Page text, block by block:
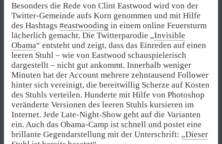
Besonders die Rede von Clint Eastwood wird von der
Twitter-Gemeinde aufs Korn genommen und mit Hilfe
des Hashtags #eastwooding in einem online Feuersturm
lächerlich gemacht. Die Twitterparodie „Invisible
Obama“ entsteht und zeigt, dass das Einreden auf einen
leeren Stuhl – wie von Eastwood schauspielerisch
dargestellt – nicht gut ankommt. Innerhalb weniger
Minuten hat der Account mehrere zehntausend Follower
hinter sich vereinigt, die bereitwillig Scherze auf Kosten
des Stuhls verteilen. Hunderte mit Hilfe von Photoshop
veränderte Versionen des leeren Stuhls kursieren im
Internet. Jede Late-Night-Show geht auf die Varianten
ein. Auch das Obama-Camp ist schnell und postet eine
brillante Gegendarstellung mit der Unterschrift: „Dieser